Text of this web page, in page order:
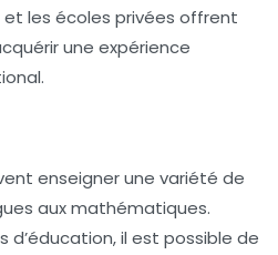
les écoles privées offrent
une expérience
enseigner une variété de
aux mathématiques.
il est possible de